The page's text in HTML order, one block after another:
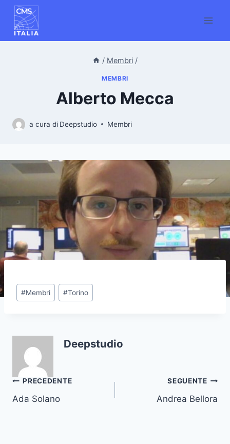
/ Membri /
MEMBRI
Alberto Mecca
a cura di Deepstudio Membri
#Membri #Torino
Deepstudio
PRECEDENTE
Ada Solano
SEGUENTE
Andrea Bellora